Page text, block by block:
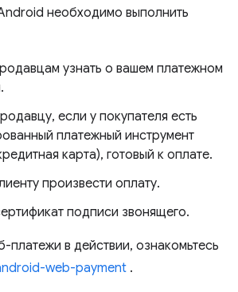
необходимо выполнить
узнать о вашем платежном
если у покупателя есть
платежный инструмент
карта), готовый к оплате.
произвести оплату.
подписи звонящего.
платежи в действии, ознакомьтесь
web-payment .